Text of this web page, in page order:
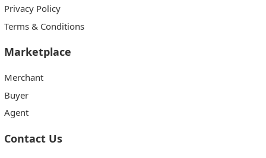
Privacy Policy
Terms & Conditions
Marketplace
Merchant
Buyer
Agent
Contact Us